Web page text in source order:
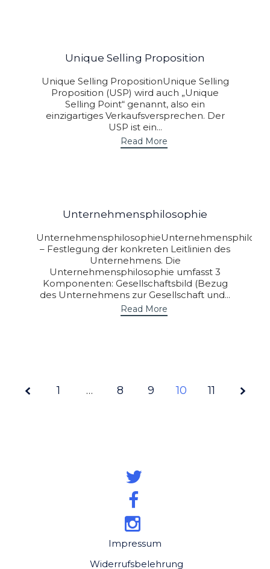
Unique Selling Proposition
Unique Selling PropositionUnique Selling
Proposition (USP) wird auch „Unique
Selling Point“ genannt, also ein
einzigartiges Verkaufsversprechen. Der
USP ist ein...
Read More
Unternehmensphilosophie
– Festlegung der konkreten Leitlinien des
Unternehmens. Die
Unternehmensphilosophie umfasst 3
Komponenten: Gesellschaftsbild (Bezug
des Unternehmens zur Gesellschaft und...
Read More
Page
1 … 8 9 10 11
Impressum
Widerrufsbelehrung